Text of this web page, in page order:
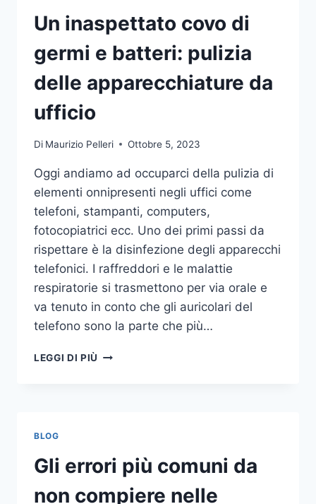
Un inaspettato covo di
germi e batteri: pulizia
delle apparecchiature da
ufficio
Di Maurizio Pelleri Ottobre 5, 2023
Oggi andiamo ad occuparci della pulizia di
elementi onnipresenti negli uffici come
telefoni, stampanti, computers,
fotocopiatrici ecc. Uno dei primi passi da
rispettare è la disinfezione degli apparecchi
telefonici. I raffreddori e le malattie
respiratorie si trasmettono per via orale e
va tenuto in conto che gli auricolari del
telefono sono la parte che più…
LEGGI DI PIÙ UN
PULIZIA
DELLE
APPARECCHIATURE
BLOG
Gli errori più comuni da
non compiere nelle